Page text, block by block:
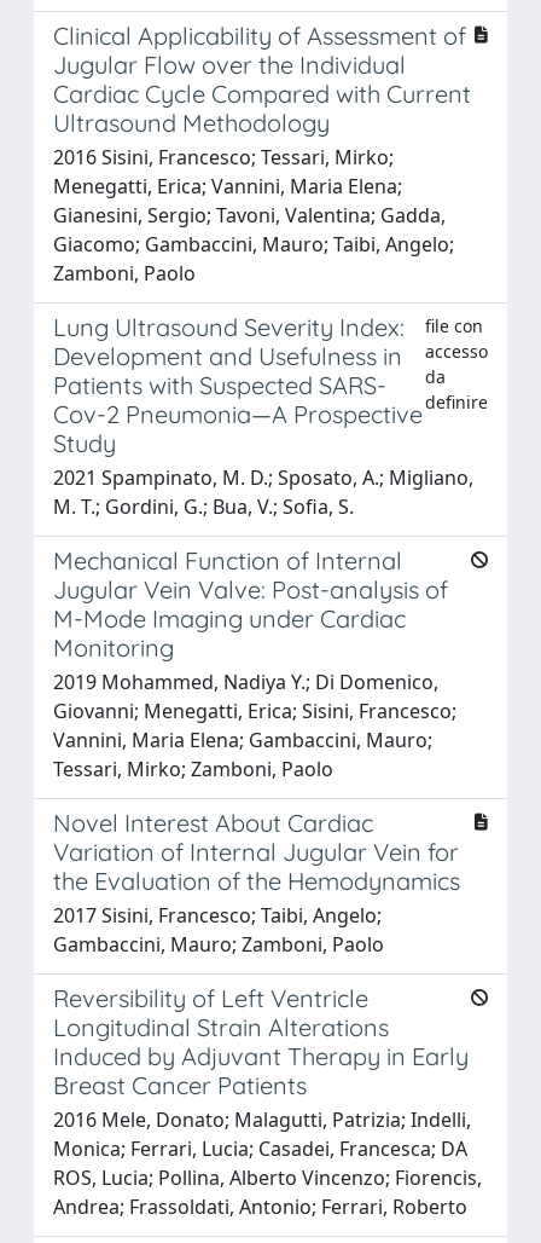
Clinical Applicability of Assessment of
Jugular Flow over the Individual
Cardiac Cycle Compared with Current
Ultrasound Methodology
2016 Sisini, Francesco; Tessari, Mirko;
Menegatti, Erica; Vannini, Maria Elena;
Gianesini, Sergio; Tavoni, Valentina; Gadda,
Giacomo; Gambaccini, Mauro; Taibi, Angelo;
Zamboni, Paolo
Lung Ultrasound Severity Index:
Development and Usefulness in
Patients with Suspected SARS-
Cov-2 Pneumonia—A Prospective
Study
file con
accesso
da
definire
2021 Spampinato, M. D.; Sposato, A.; Migliano,
M. T.; Gordini, G.; Bua, V.; Sofia, S.
Mechanical Function of Internal
Jugular Vein Valve: Post-analysis of
M-Mode Imaging under Cardiac
Monitoring
2019 Mohammed, Nadiya Y.; Di Domenico,
Giovanni; Menegatti, Erica; Sisini, Francesco;
Vannini, Maria Elena; Gambaccini, Mauro;
Tessari, Mirko; Zamboni, Paolo
Novel Interest About Cardiac
Variation of Internal Jugular Vein for
the Evaluation of the Hemodynamics
2017 Sisini, Francesco; Taibi, Angelo;
Gambaccini, Mauro; Zamboni, Paolo
Reversibility of Left Ventricle
Longitudinal Strain Alterations
Induced by Adjuvant Therapy in Early
Breast Cancer Patients
2016 Mele, Donato; Malagutti, Patrizia; Indelli,
Monica; Ferrari, Lucia; Casadei, Francesca; DA
ROS, Lucia; Pollina, Alberto Vincenzo; Fiorencis,
Andrea; Frassoldati, Antonio; Ferrari, Roberto